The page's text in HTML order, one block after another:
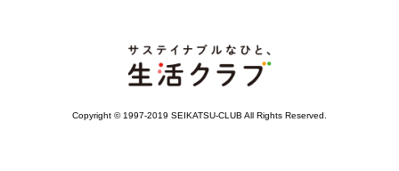
Copyright © 1997-2019 SEIKATSU-CLUB All Rights Reserved.